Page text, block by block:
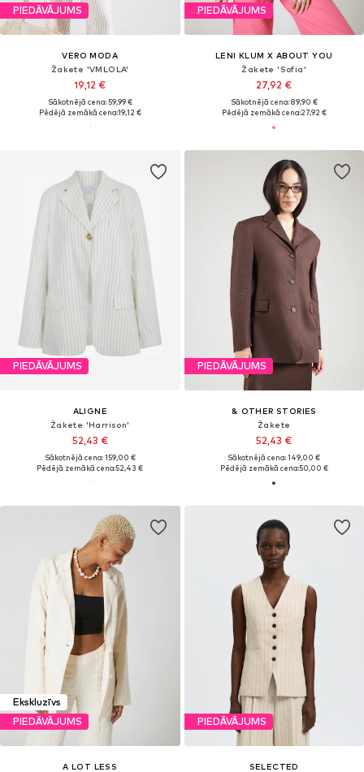
PIEDĀVĀJUMS
VERO MODA
Žakete 'VMLOLA'
19,12 €
Sākotnējā cena: 59,99 €
Pēdējā zemākā cena:19,12 €
PIEDĀVĀJUMS
LENI KLUM X ABOUT YOU
Žakete 'Sofia'
27,92 €
Sākotnējā cena: 89,90 €
Pēdējā zemākā cena:27,92 €
PIEDĀVĀJUMS
ALIGNE
Žakete 'Harrison'
52,43 €
Sākotnējā cena: 159,00 €
Pēdējā zemākā cena:52,43 €
PIEDĀVĀJUMS
& OTHER STORIES
Žakete
52,43 €
Sākotnējā cena: 149,00 €
Pēdējā zemākā cena:50,00 €
Ekskluzīvs
PIEDĀVĀJUMS
A LOT LESS
PIEDĀVĀJUMS
SELECTED